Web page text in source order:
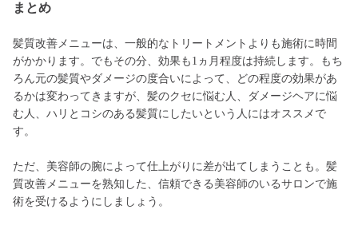
まとめ
髪質改善メニューは、一般的なトリートメントよりも施術に時間
がかかります。でもその分、効果も1ヵ月程度は持続します。もち
ろん元の髪質やダメージの度合いによって、どの程度の効果があ
るかは変わってきますが、髪のクセに悩む人、ダメージヘアに悩
む人、ハリとコシのある髪質にしたいという人にはオススメで
す。
ただ、美容師の腕によって仕上がりに差が出てしまうことも。髪
質改善メニューを熟知した、信頼できる美容師のいるサロンで施
術を受けるようにしましょう。